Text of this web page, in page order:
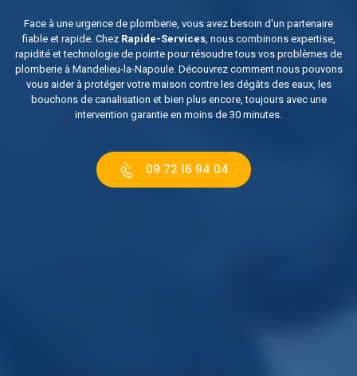
Face à une urgence de plomberie, vous avez besoin d'un partenaire
fiable et rapide. Chez Rapide-Services, nous combinons expertise,
rapidité et technologie de pointe pour résoudre tous vos problèmes de
plomberie à Mandelieu-la-Napoule. Découvrez comment nous pouvons
vous aider à protéger votre maison contre les dégâts des eaux, les
bouchons de canalisation et bien plus encore, toujours avec une
intervention garantie en moins de 30 minutes.
09 72 16 94 04